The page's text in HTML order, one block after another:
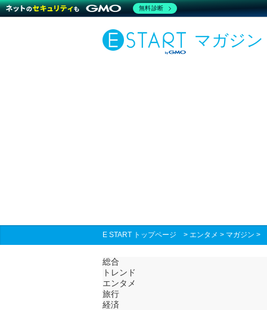
マガジン
E START トップページ > エンタメ > マガジン >
総合
トレンド
エンタメ
旅行
経済
無料診断